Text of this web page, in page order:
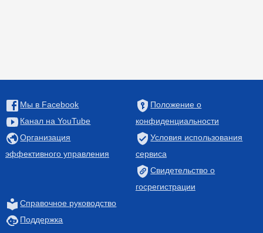
Мы в Facebook
Канал на YouTube
Организация
эффективного управления
Положение о
конфиденциальности
Условия использования
сервиса
Свидетельство о
госрегистрации
Справочное руководство
Поддержка